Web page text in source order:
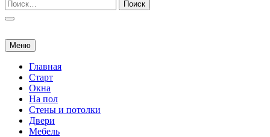
Меню
Главная
Старт
Окна
На пол
Стены и потолки
Двери
Мебель